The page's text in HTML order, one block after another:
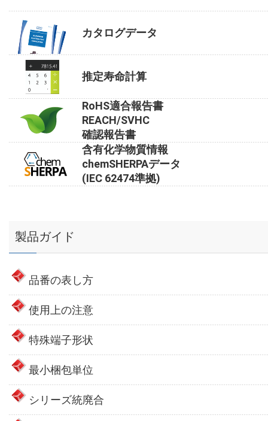
カタログデータ
推定寿命計算
RoHS適合報告書
REACH/SVHC
確認報告書
含有化学物質情報
chemSHERPAデータ
(IEC 62474準拠)
製品ガイド
品番の表し方
使用上の注意
特殊端子形状
最小梱包単位
シリーズ統廃合